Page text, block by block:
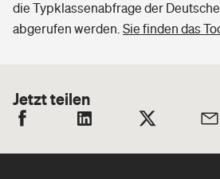
die Typklassenabfrage der
abgerufen werden. Sie finden das
Jetzt teilen